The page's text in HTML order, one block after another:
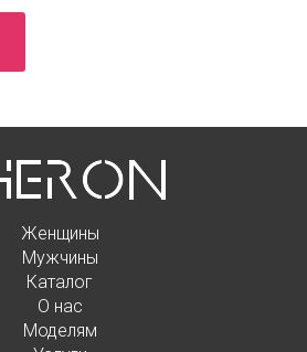
Женщины
Мужчины
Каталог
О нас
Моделям